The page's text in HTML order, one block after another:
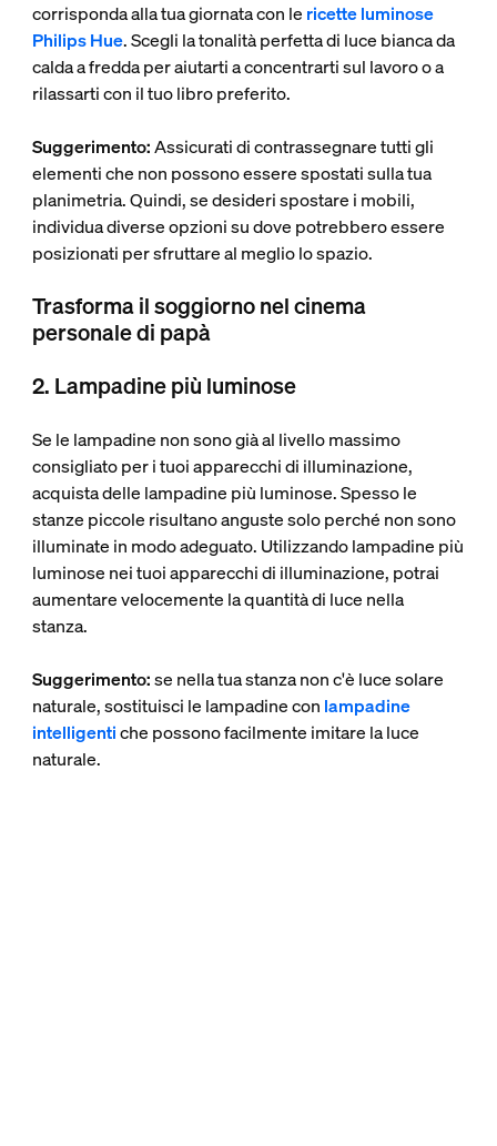
corrisponda alla tua giornata con le ricette luminose
Philips Hue. Scegli la tonalità perfetta di luce bianca da
calda a fredda per aiutarti a concentrarti sul lavoro o a
rilassarti con il tuo libro preferito.
Suggerimento:Assicurati di contrassegnare tutti gli
elementi che non possono essere spostati sulla tua
planimetria. Quindi, se desideri spostare i mobili,
individua diverse opzioni su dove potrebbero essere
posizionati per sfruttare al meglio lo spazio.
Trasforma il soggiorno nel cinema
personale di papà
2. Lampadine più luminose
Se le lampadine non sono già al livello massimo
consigliato per i tuoi apparecchi di illuminazione,
acquista delle lampadine più luminose. Spesso le
stanze piccole risultano anguste solo perché non sono
illuminate in modo adeguato. Utilizzando lampadine più
luminose nei tuoi apparecchi di illuminazione, potrai
aumentare velocemente la quantità di luce nella
stanza.
Suggerimento:se nella tua stanza non c'è luce solare
naturale, sostituisci le lampadine con lampadine
intelligentiche possono facilmente imitare la luce
naturale.